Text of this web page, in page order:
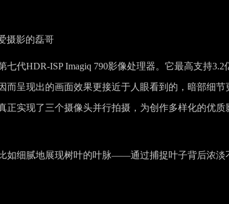
摄影的磊哥
代HDR-ISP Imagiq 790影像处理器。它最高支持3.2
呈现出的画面效果更接近于人眼看到的，暗部细节
正实现了三个摄像头并行拍摄，为创作多样化的优质
如细腻地展现树叶的叶脉——通过捕捉叶子背后浓淡